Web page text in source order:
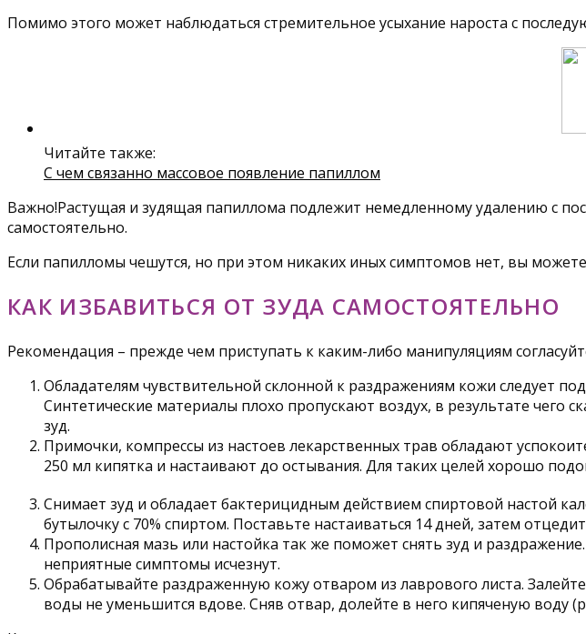
Помимо этого может наблюдаться стремительное усыхание нароста с
Читайте также:
С чем связанно массовое появление папиллом
Важно!Растущая и зудящая папиллома подлежит немедленному удалению с
самостоятельно.
Если папилломы чешутся, но при этом никаких иных симптомов нет, вы
КАК ИЗБАВИТЬСЯ ОТ ЗУДА САМОСТОЯТЕЛЬНО
Рекомендация – прежде чем приступать к каким-либо манипуляциям
Обладателям чувствительной склонной к раздражениям кожи следует
Синтетические материалы плохо пропускают воздух, в результате чего
зуд.
Примочки, компрессы из настоев лекарственных трав обладают
250 мл кипятка и настаивают до остывания. Для таких целей хорошо
Снимает зуд и обладает бактерицидным действием спиртовой настой
бутылочку с 70% спиртом. Поставьте настаиваться 14 дней, затем
Прополисная мазь или настойка так же поможет снять зуд и
неприятные симптомы исчезнут.
Обрабатывайте раздраженную кожу отваром из лаврового листа.
воды не уменьшится вдове. Сняв отвар, долейте в него кипяченую